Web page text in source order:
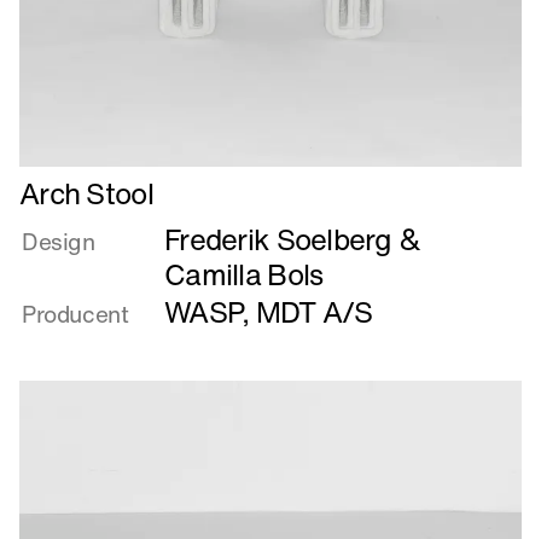
Læs
mere
om
Arch Stool
Design
Frederik Soelberg &
Camilla Bols
Producent WASP, MDT A/S